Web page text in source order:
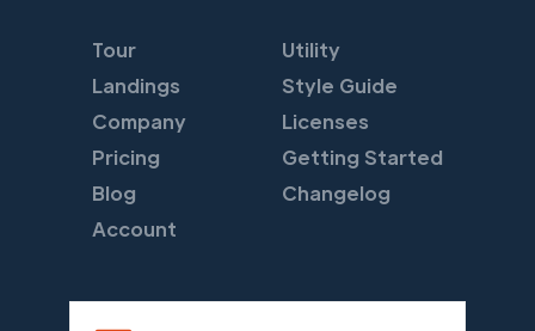
Tour
Landings
Company
Pricing
Blog
Account
Utility
Style Guide
Licenses
Getting Started
Changelog